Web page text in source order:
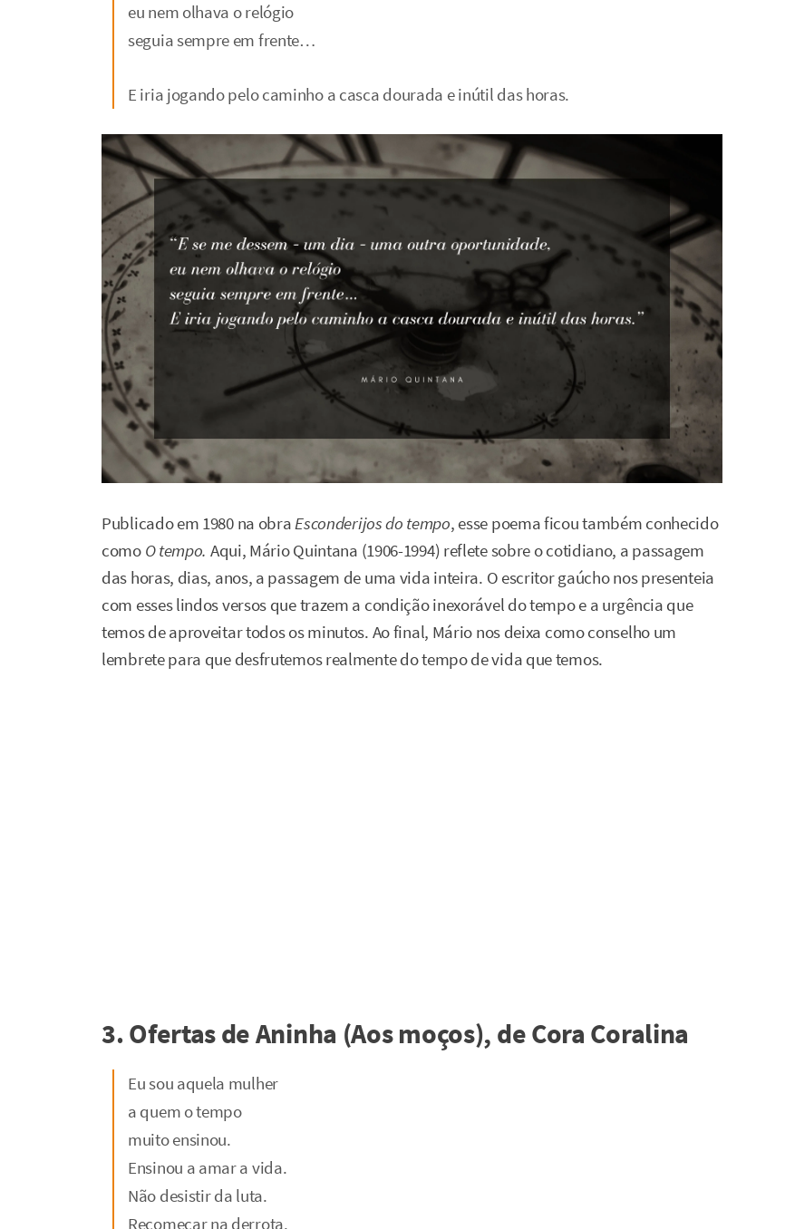
eu nem olhava o relógio
seguia sempre em frente…
E iria jogando pelo caminho a casca dourada e inútil das horas.
Publicado em 1980 na obraEsconderijos do tempo, esse poema ficou também conhecido
comoO tempo. Aqui, Mário Quintana (1906-1994) reflete sobre o cotidiano, a passagem
das horas, dias, anos, a passagem de uma vida inteira. O escritor gaúcho nos presenteia
com esses lindos versos que trazem a condição inexorável do tempo e a urgência que
temos de aproveitar todos os minutos. Ao final, Mário nos deixa como conselho um
lembrete para que desfrutemos realmente do tempo de vida que temos.
3. Ofertas de Aninha (Aos moços), de Cora Coralina
Eu sou aquela mulher
a quem o tempo
muito ensinou.
Ensinou a amar a vida.
Não desistir da luta.
Recomeçar na derrota.